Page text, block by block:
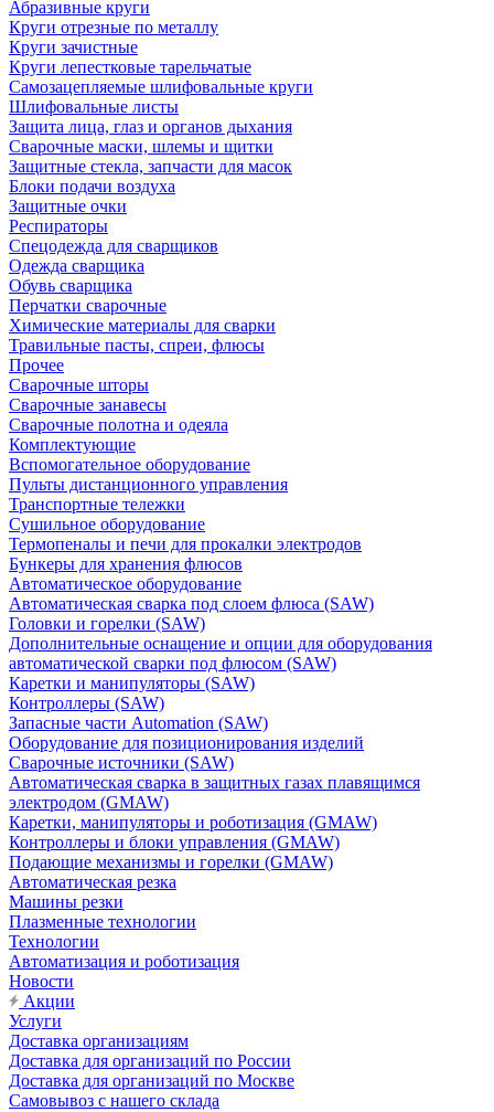
Абразивные круги
Круги отрезные по металлу
Круги зачистные
Круги лепестковые тарельчатые
Самозацепляемые шлифовальные круги
Шлифовальные листы
Защита лица, глаз и органов дыхания
Сварочные маски, шлемы и щитки
Защитные стекла, запчасти для масок
Блоки подачи воздуха
Защитные очки
Респираторы
Спецодежда для сварщиков
Одежда сварщика
Обувь сварщика
Перчатки сварочные
Химические материалы для сварки
Травильные пасты, спреи, флюсы
Прочее
Сварочные шторы
Сварочные занавесы
Сварочные полотна и одеяла
Комплектующие
Вспомогательное оборудование
Пульты дистанционного управления
Транспортные тележки
Сушильное оборудование
Термопеналы и печи для прокалки электродов
Бункеры для хранения флюсов
Автоматическое оборудование
Автоматическая сварка под слоем флюса (SAW)
Головки и горелки (SAW)
Дополнительные оснащение и опции для оборудования
автоматической сварки под флюсом (SAW)
Каретки и манипуляторы (SAW)
Контроллеры (SAW)
Запасные части Automation (SAW)
Оборудование для позиционирования изделий
Сварочные источники (SAW)
Автоматическая сварка в защитных газах плавящимся
электродом (GMAW)
Каретки, манипуляторы и роботизация (GMAW)
Контроллеры и блоки управления (GMAW)
Подающие механизмы и горелки (GMAW)
Автоматическая резка
Машины резки
Плазменные технологии
Технологии
Автоматизация и роботизация
Новости
Акции
Услуги
Доставка организациям
Доставка для организаций по России
Доставка для организаций по Москве
Самовывоз с нашего склада